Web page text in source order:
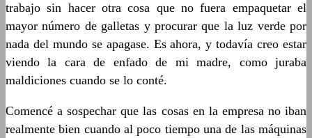
trabajo sin hacer otra cosa que no fuera empaquetar el
mayor número de galletas y procurar que la luz verde por
nada del mundo se apagase. Es ahora, y todavía creo estar
viendo la cara de enfado de mi madre, como juraba
maldiciones cuando se lo conté.
Comencé a sospechar que las cosas en la empresa no iban
realmente bien cuando al poco tiempo una de las máquinas